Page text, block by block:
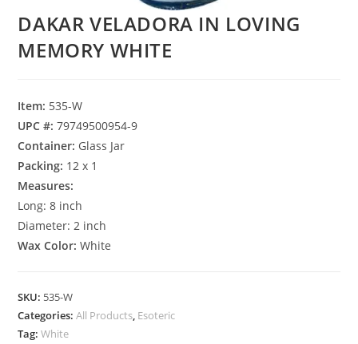
DAKAR VELADORA IN LOVING
MEMORY WHITE
Item: 535-W
UPC #:79749500954-9
Container: Glass Jar
Packing: 12 x 1
Measures:
Long: 8 inch
Diameter: 2 inch
Wax Color:White
SKU: 535-W
Categories:All Products, Esoteric
Tag:White